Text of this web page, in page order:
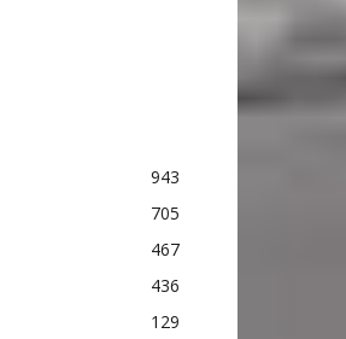
943
705
467
436
129